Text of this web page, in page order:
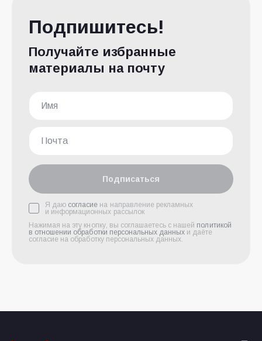
Подпишитесь!
Получайте избранные
материалы на почту
Подписаться
Я даю согласие на направление рекламных
и информационных рассылок
Нажимая на эту кнопку, вы соглашаетесь с нашей политикой
в отношении обработки персональных данных и даёте
согласие на обработку персональных данных.